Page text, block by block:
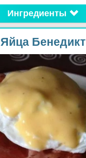
Ингредиенты
Яйца Бенедикт